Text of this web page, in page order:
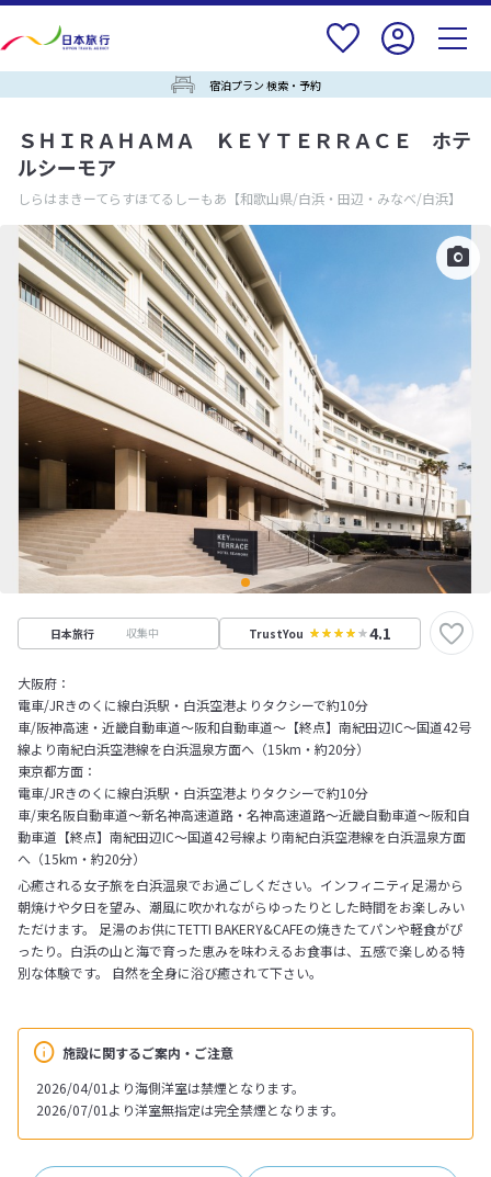
宿泊プラン 検索・予約
ＳＨＩＲＡＨＡＭＡ ＫＥＹＴＥＲＲＡＣＥ ホテ
ルシーモア
しらはまきーてらすほてるしーもあ 【和歌山県/白浜・田辺・みなべ/白浜】
日本旅行 収集中 TrustYou 4.1
大阪府：
電車/JRきのくに線白浜駅・白浜空港よりタクシーで約10分
車/阪神高速・近畿自動車道～阪和自動車道～【終点】南紀田辺IC～国道42号
線より南紀白浜空港線を白浜温泉方面へ（15km・約20分）
東京都方面：
電車/JRきのくに線白浜駅・白浜空港よりタクシーで約10分
車/東名阪自動車道～新名神高速道路・名神高速道路～近畿自動車道～阪和自
動車道【終点】南紀田辺IC～国道42号線より南紀白浜空港線を白浜温泉方面
へ（15km・約20分）
施設に関するご案内・ご注意
2026/04/01より海側洋室は禁煙となります。
2026/07/01より洋室無指定は完全禁煙となります。
心癒される女子旅を白浜温泉でお過ごしください。インフィニティ足湯から
朝焼けや夕日を望み、潮風に吹かれながらゆったりとした時間をお楽しみい
ただけます。 足湯のお供にTETTI BAKERY&CAFEの焼きたてパンや軽食がぴ
ったり。白浜の山と海で育った恵みを味わえるお食事は、五感で楽しめる特
別な体験です。 自然を全身に浴び癒されて下さい。